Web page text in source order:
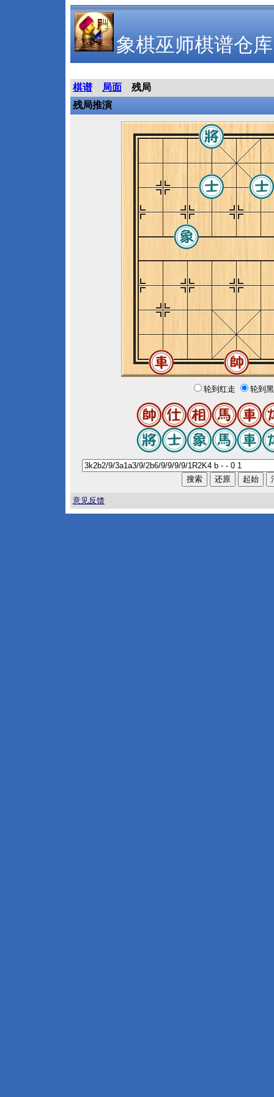
象棋巫师棋谱仓库
棋谱 局面
残局
残局推演
轮到红走 轮到
意见反馈